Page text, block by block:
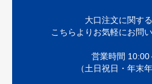
大口注文に関す
こちらよりお気軽にお問
営業時間 10:00
（土日祝日・年末